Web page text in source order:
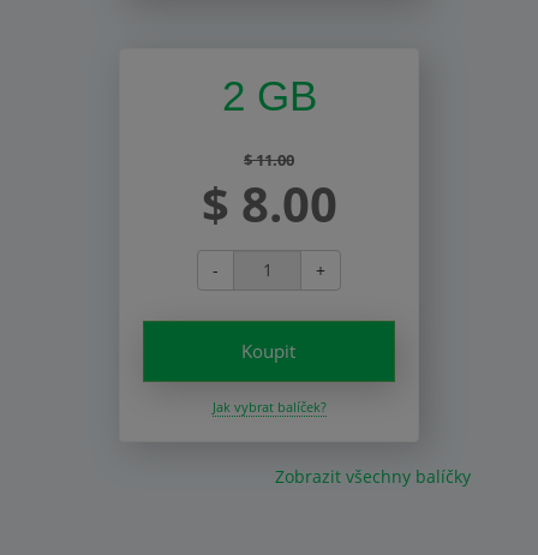
2 GB
$ 11.00
$ 8.00
- +
Koupit
Jak vybrat balíček?
Zobrazit všechny balíčky